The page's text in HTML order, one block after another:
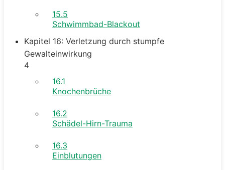
15.5
Schwimmbad-Blackout
Kapitel 16: Verletzung durch stumpfe
Gewalteinwirkung
4
16.1
Knochenbrüche
16.2
Schädel-Hirn-Trauma
16.3
Einblutungen